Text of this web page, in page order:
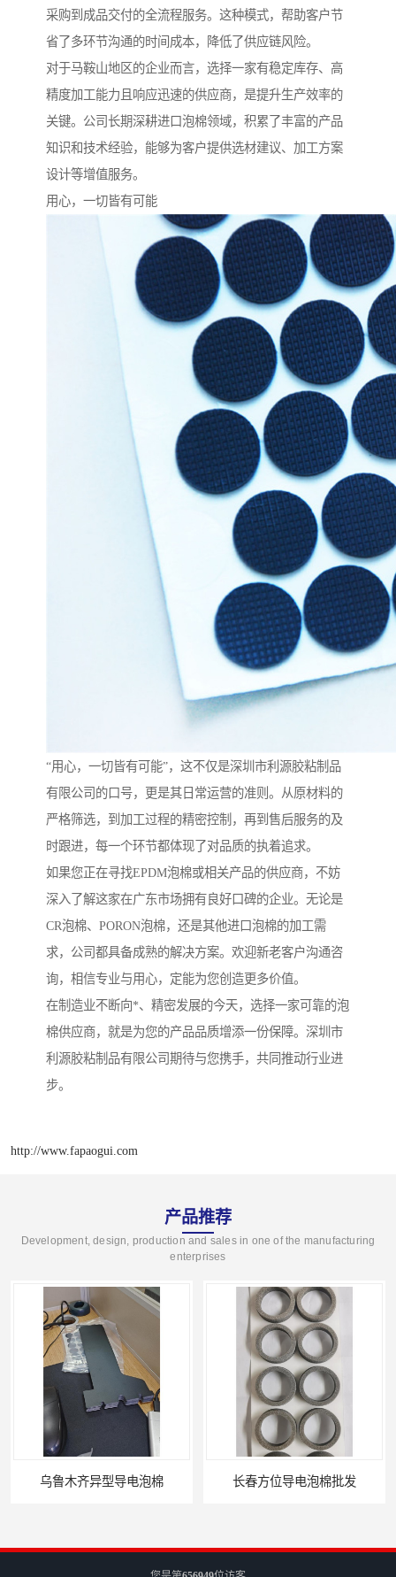
采购到成品交付的全流程服务。这种模式，帮助客户节
省了多环节沟通的时间成本，降低了供应链风险。
对于马鞍山地区的企业而言，选择一家有稳定库存、高
精度加工能力且响应迅速的供应商，是提升生产效率的
关键。公司长期深耕进口泡棉领域，积累了丰富的产品
知识和技术经验，能够为客户提供选材建议、加工方案
设计等增值服务。
用心，一切皆有可能
“用心，一切皆有可能”，这不仅是深圳市利源胶粘制品
有限公司的口号，更是其日常运营的准则。从原材料的
严格筛选，到加工过程的精密控制，再到售后服务的及
时跟进，每一个环节都体现了对品质的执着追求。
如果您正在寻找EPDM泡棉或相关产品的供应商，不妨
深入了解这家在广东市场拥有良好口碑的企业。无论是
CR泡棉、PORON泡棉，还是其他进口泡棉的加工需
求，公司都具备成熟的解决方案。欢迎新老客户沟通咨
询，相信专业与用心，定能为您创造更多价值。
在制造业不断向*、精密发展的今天，选择一家可靠的泡
棉供应商，就是为您的产品品质增添一份保障。深圳市
利源胶粘制品有限公司期待与您携手，共同推动行业进
步。
http://www.fapaogui.com
产品推荐
Development, design, production and sales in one of the manufacturing
enterprises
乌鲁木齐异型导电泡棉 长春方位导电泡棉批发